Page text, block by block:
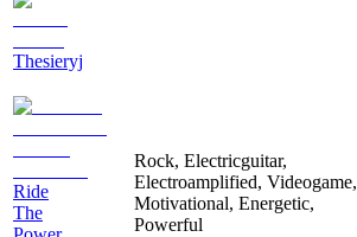
Thesieryj
Ride
The
Rock, Electricguitar,
Electroamplified, Videogame,
Motivational, Energetic,
Powerful